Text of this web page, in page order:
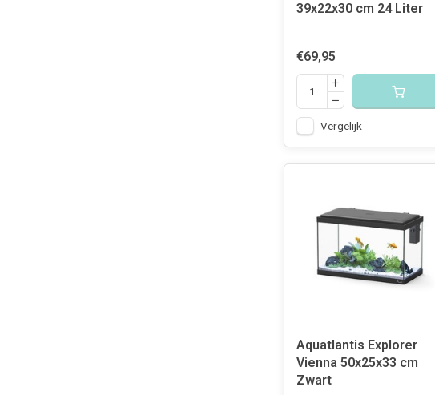
39x22x30 cm 24 Liter
€69,95
Vergelijk
Aquatlantis Explorer
Vienna 50x25x33 cm
Zwart